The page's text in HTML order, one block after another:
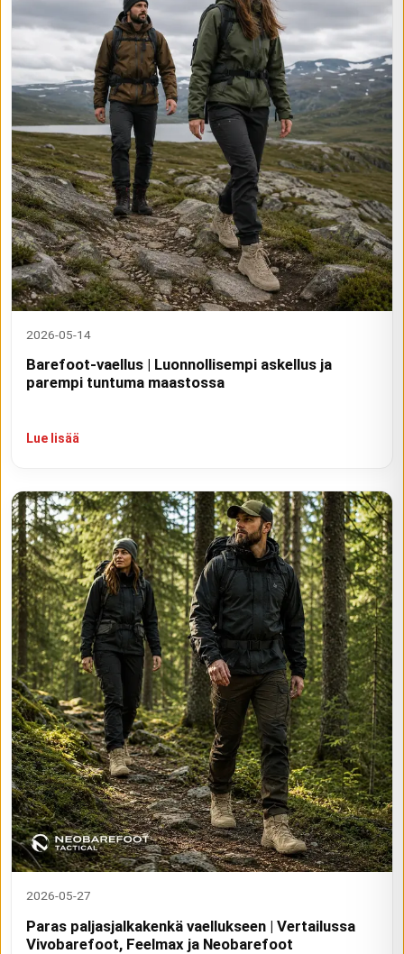
2026-05-14
Barefoot-vaellus | Luonnollisempi askellus ja
parempi tuntuma maastossa
Lue lisää
2026-05-27
Paras paljasjalkakenkä vaellukseen | Vertailussa
Vivobarefoot, Feelmax ja Neobarefoot